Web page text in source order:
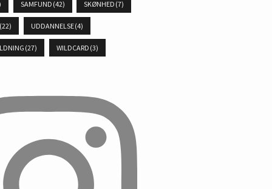
SAMFUND (42) SKØNHED (7)
UDDANNELSE(4)
(27) WILDCARD (3)